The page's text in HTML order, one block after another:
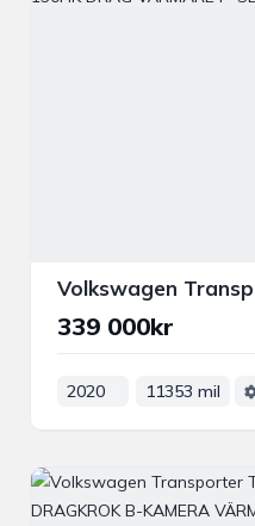
339 000kr
2020 11353 mil